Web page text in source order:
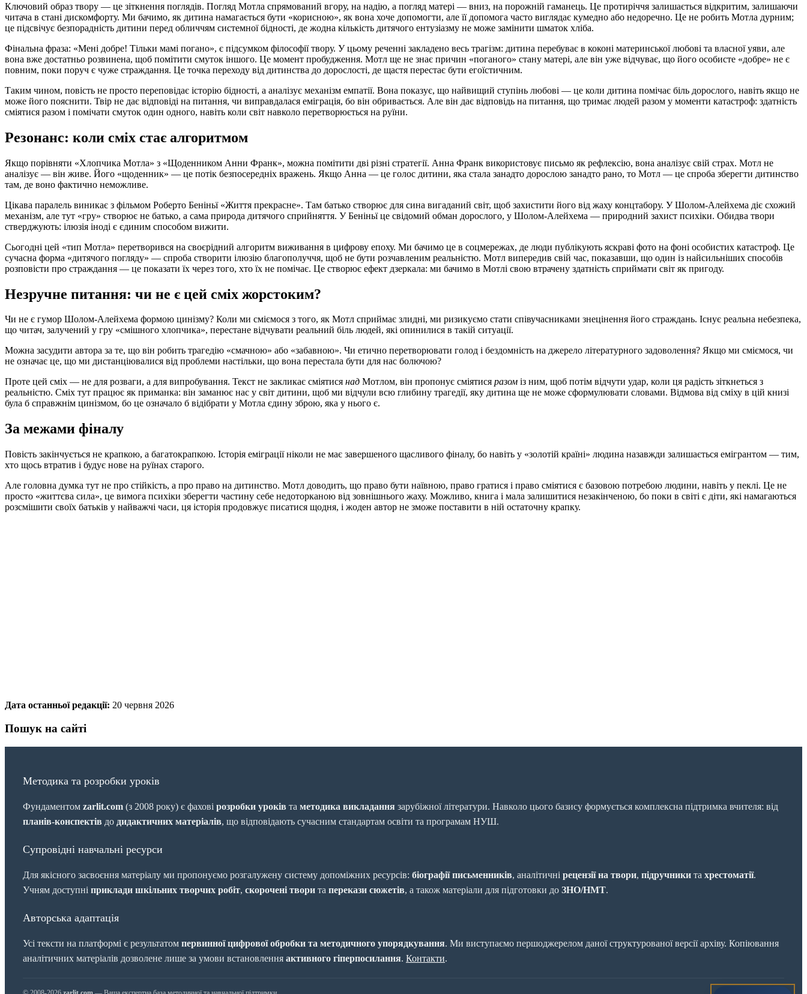
Ключовий образ твору — це зіткнення поглядів. Погляд Мотла спрямований вгору, на надію, а погляд матері — вниз, на порожній гаманець. Це протиріччя залишається відкритим, залишаючи
читача в стані дискомфорту. Ми бачимо, як дитина намагається бути «корисною», як вона хоче допомогти, але її допомога часто виглядає кумедно або недоречно. Це не робить Мотла дурним;
це підсвічує безпорадність дитини перед обличчям системної бідності, де жодна кількість дитячого ентузіазму не може замінити шматок хліба.
Фінальна фраза: «Мені добре! Тільки мамі погано», є підсумком філософії твору. У цьому реченні закладено весь трагізм: дитина перебуває в коконі материнської любові та власної уяви, але
вона вже достатньо розвинена, щоб помітити смуток іншого. Це момент пробудження. Мотл ще не знає причин «поганого» стану матері, але він уже відчуває, що його особисте «добре» не є
повним, поки поруч є чуже страждання. Це точка переходу від дитинства до дорослості, де щастя перестає бути егоїстичним.
Таким чином, повість не просто переповідає історію бідності, а аналізує механізм емпатії. Вона показує, що найвищий ступінь любові — це коли дитина помічає біль дорослого, навіть якщо не
може його пояснити. Твір не дає відповіді на питання, чи виправдалася еміграція, бо він обривається. Але він дає відповідь на питання, що тримає людей разом у моменти катастроф: здатність
сміятися разом і помічати смуток один одного, навіть коли світ навколо перетворюється на руїни.
Резонанс: коли сміх стає алгоритмом
Якщо порівняти «Хлопчика Мотла» з «Щоденником Анни Франк», можна помітити дві різні стратегії. Анна Франк використовує письмо як рефлексію, вона аналізує свій страх. Мотл не
аналізує — він живе. Його «щоденник» — це потік безпосередніх вражень. Якщо Анна — це голос дитини, яка стала занадто дорослою занадто рано, то Мотл — це спроба зберегти дитинство
там, де воно фактично неможливе.
Цікава паралель виникає з фільмом Роберто Беніньї «Життя прекрасне». Там батько створює для сина вигаданий світ, щоб захистити його від жаху концтабору. У Шолом-Алейхема діє схожий
механізм, але тут «гру» створює не батько, а сама природа дитячого сприйняття. У Беніньї це свідомий обман дорослого, у Шолом-Алейхема — природний захист психіки. Обидва твори
стверджують: ілюзія іноді є єдиним способом вижити.
Сьогодні цей «тип Мотла» перетворився на своєрідний алгоритм виживання в цифрову епоху. Ми бачимо це в соцмережах, де люди публікують яскраві фото на фоні особистих катастроф. Це
сучасна форма «дитячого погляду» — спроба створити ілюзію благополуччя, щоб не бути розчавленим реальністю. Мотл випередив свій час, показавши, що один із найсильніших способів
розповісти про страждання — це показати їх через того, хто їх не помічає. Це створює ефект дзеркала: ми бачимо в Мотлі свою втрачену здатність сприймати світ як пригоду.
Незручне питання: чи не є цей сміх жорстоким?
Чи не є гумор Шолом-Алейхема формою цинізму? Коли ми сміємося з того, як Мотл сприймає злидні, ми ризикуємо стати співучасниками знецінення його страждань. Існує реальна небезпека,
що читач, залучений у гру «смішного хлопчика», перестане відчувати реальний біль людей, які опинилися в такій ситуації.
Можна засудити автора за те, що він робить трагедію «смачною» або «забавною». Чи етично перетворювати голод і бездомність на джерело літературного задоволення? Якщо ми сміємося, чи
не означає це, що ми дистанціювалися від проблеми настільки, що вона перестала бути для нас болючою?
Проте цей сміх — не для розваги, а для випробування. Текст не закликає сміятися над Мотлом, він пропонує сміятися разом із ним, щоб потім відчути удар, коли ця радість зіткнеться з
реальністю. Сміх тут працює як приманка: він заманює нас у світ дитини, щоб ми відчули всю глибину трагедії, яку дитина ще не може сформулювати словами. Відмова від сміху в цій книзі
була б справжнім цинізмом, бо це означало б відібрати у Мотла єдину зброю, яка у нього є.
За межами фіналу
Повість закінчується не крапкою, а багатокрапкою. Історія еміграції ніколи не має завершеного щасливого фіналу, бо навіть у «золотій країні» людина назавжди залишається емігрантом — тим,
хто щось втратив і будує нове на руїнах старого.
Але головна думка тут не про стійкість, а про право на дитинство. Мотл доводить, що право бути наївною, право гратися і право сміятися є базовою потребою людини, навіть у пеклі. Це не
просто «життєва сила», це вимога психіки зберегти частину себе недоторканою від зовнішнього жаху. Можливо, книга і мала залишитися незакінченою, бо поки в світі є діти, які намагаються
розсмішити своїх батьків у найважчі часи, ця історія продовжує писатися щодня, і жоден автор не зможе поставити в ній остаточну крапку.
Дата останньої редакції: 20 червня 2026
Пошук на сайті
Методика та розробки уроків
Фундаментом zarlit.com (з 2008 року) є фахові розробки уроків та методика викладання зарубіжної літератури. Навколо цього базису формується комплексна підтримка вчителя: від
планів-конспектів до дидактичних матеріалів, що відповідають сучасним стандартам освіти та програмам НУШ.
Супровідні навчальні ресурси
Для якісного засвоєння матеріалу ми пропонуємо розгалужену систему допоміжних ресурсів: біографії письменників, аналітичні рецензії на твори, підручники та хрестоматії.
Учням доступні приклади шкільних творчих робіт, скорочені твори та перекази сюжетів, а також матеріали для підготовки до ЗНО/НМТ.
Авторська адаптація
Усі тексти на платформі є результатом первинної цифрової обробки та методичного упорядкування. Ми виступаємо першоджерелом даної структурованої версії архіву. Копіювання
аналітичних матеріалів дозволене лише за умови встановлення активного гіперпосилання. Контакти.